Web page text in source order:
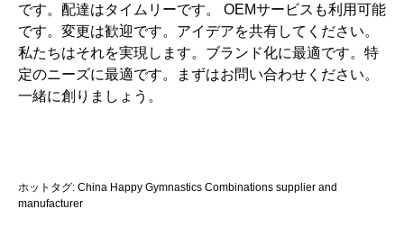
です。配達はタイムリーです。 OEMサービスも利用可能
です。変更は歓迎です。アイデアを共有してください。
私たちはそれを実現します。ブランド化に最適です。特
定のニーズに最適です。まずはお問い合わせください。
一緒に創りましょう。
ホットタグ: China Happy Gymnastics Combinations supplier and
manufacturer